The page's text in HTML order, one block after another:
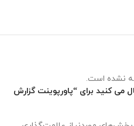
نشده است.
می کنید برای “پاورپوینت گزارش